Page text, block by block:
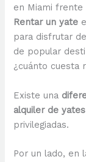
en Miami frente
Rentar un yate
para disfrutar
de popular
¿cuánto cuesta
Existe una
alquiler de yates
privilegiadas.
Por un lado, en